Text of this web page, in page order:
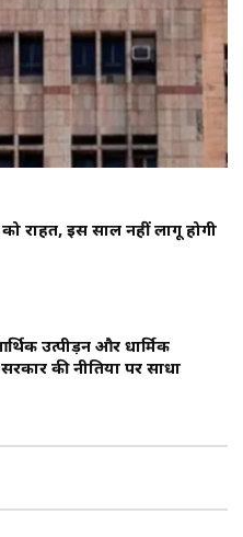
राहत, इस साल नहीं लागू होगी
उत्पीड़न और धार्मिक
की नीतियों पर साधा